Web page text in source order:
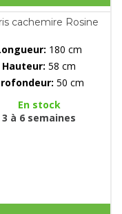
cachemire Rosine
180 cm
Hauteur: 58 cm
50 cm
En stock
3 à 6 semaines